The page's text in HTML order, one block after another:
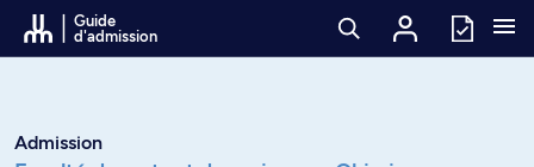
Passer au contenu
Guide
d'admission
Admission